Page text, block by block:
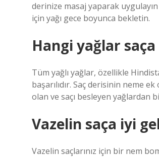
derinize masaj yaparak uygulayın
için yağı gece boyunca bekletin.
Hangi yağlar
Tüm yağlı yağlar, özellikle
başarılıdır. Saç derisinin neme
olan ve saçı besleyen yağlardan
Vazelin saça iyi
Vazelin saçlarınız için bir nem